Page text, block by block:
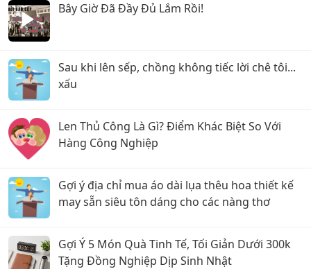
Bây Giờ Đã Đầy Đủ Lắm Rồi!
Sau khi lên sếp, chồng không tiếc lời chê tôi...
xấu
Len Thủ Công Là Gì? Điểm Khác Biệt So Với
Hàng Công Nghiệp
Gợi ý địa chỉ mua áo dài lụa thêu hoa thiết kế
may sẵn siêu tôn dáng cho các nàng thơ
Gợi Ý 5 Món Quà Tinh Tế, Tối Giản Dưới 300k
Tặng Đồng Nghiệp Dịp Sinh Nhật